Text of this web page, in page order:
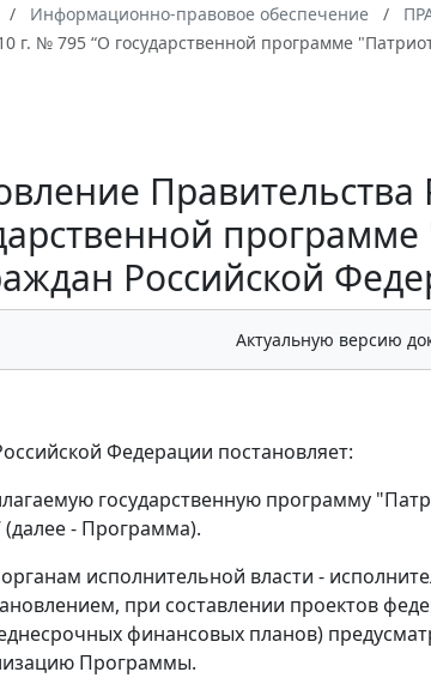
Информационно-правовое обеспечение
г. № 795 “О государственной программе
Российской
Актуальную версию
Федерации постановляет:
государственную программу
(далее - Программа).
исполнительной власти -
при составлении проектов
финансовых планов)
Программы.